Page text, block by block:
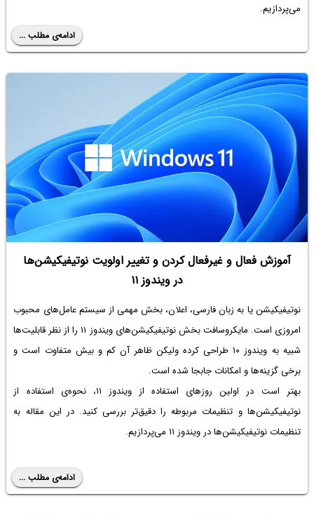
می‌پردازیم.
ادامه‌ی مطلب ...
آموزش فعال و غیرفعال کردن و تغییر اولویت نوتیفیکیشن‌ها
در ویندوز ۱۱
نوتیفیکیشن یا به زبان فارسی، اعلان، بخش مهمی از سیستم عامل‌های محبوب
امروزی است. مایکروسافت بخش نوتیفیکیشن‌های ویندوز ۱۱ را از نظر قابلیت‌ها
شبیه به ویندوز ۱۰ طراحی کرده ولیکن ظاهر آن کم و بیش متفاوت است و
برخی گزینه‌ها و امکانات جابجا شده است.
بهتر است در اولین روزهای استفاده از ویندوز ۱۱، نحوه‌ی استفاده از
نوتیفیکیشن‌ها و تنظیمات مربوطه را دقیق‌تر بررسی کنید. در این مقاله به
تنظیمات نوتیفیکیشن‌ها در ویندوز ۱۱ می‌پردازیم.
ادامه‌ی مطلب ...